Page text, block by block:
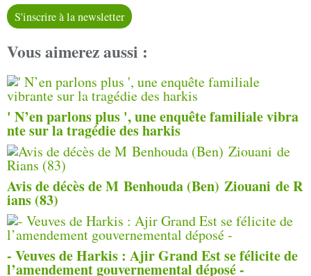
S'inscrire à la newsletter
Vous aimerez aussi :
' N’en parlons plus ', une enquête familiale vibra
nte sur la tragédie des harkis
Avis de décès de M Benhouda (Ben) Ziouani de R
ians (83)
- Veuves de Harkis : Ajir Grand Est se félicite de
l’amendement gouvernemental déposé -